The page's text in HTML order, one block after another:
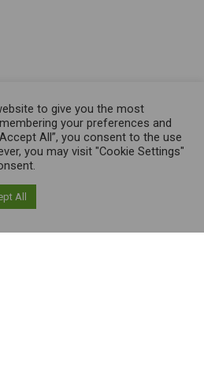
to give you the most
your preferences and
All”, you consent to the use
you may visit "Cookie Settings"
All